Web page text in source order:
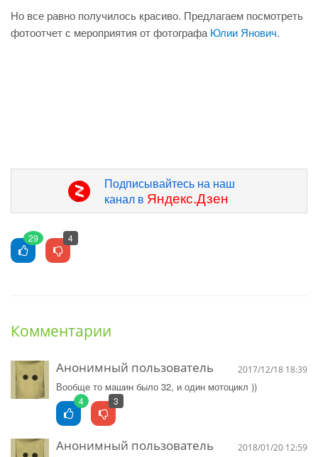
Но все равно получилось красиво. Предлагаем посмотреть
фотоотчет с мероприятия от фотографаЮлии Янович.
Подписывайтесь на наш
канал в Яндекс.Дзен
29 4
Комментарии
Анонимный пользователь 2017/12/18 18:39
Вообще то машин было 32, и один мотоцикл ))
4 3
Анонимный пользователь 2018/01/20 12:59